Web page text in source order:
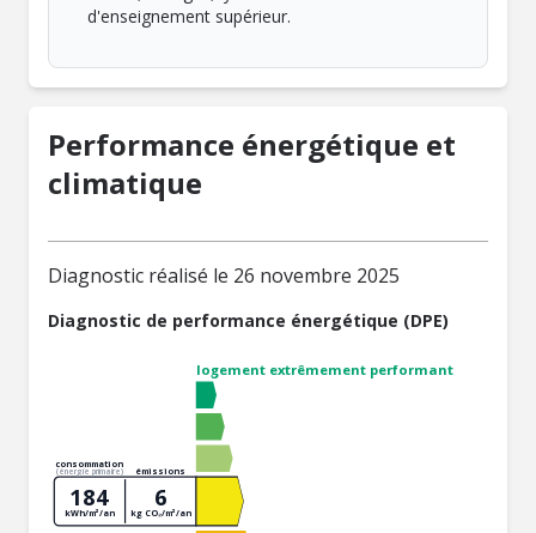
d'enseignement supérieur.
Performance énergétique et
climatique
Diagnostic réalisé le 26 novembre 2025
Diagnostic de performance énergétique (DPE)
logement extrêmement performant
consommation
(énergie primaire) émissions
184
kWh/m²/an
6
kg CO₂/m²/an